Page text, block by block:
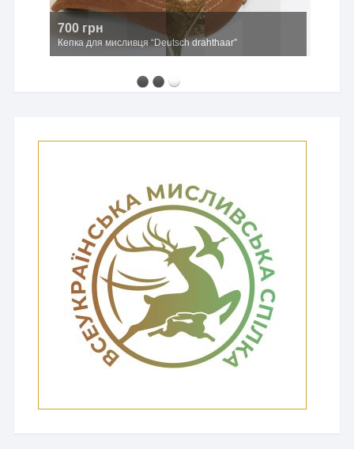
700 грн
Кепка для мисливця “Deutsch drahthaar”